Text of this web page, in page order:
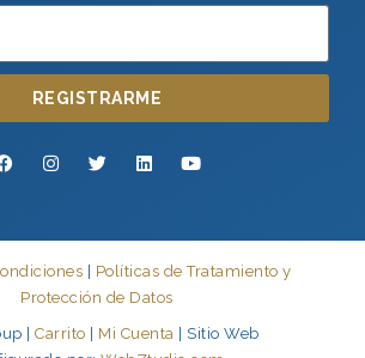
REGISTRARME
Políticas de Tratamiento y
Protección de Datos
|Carrito Mi Cuenta | Sitio Web